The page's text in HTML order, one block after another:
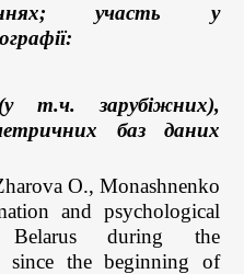
участь у
т.ч. зарубіжних),
баз даних
O., Monashnenko
and psychological
during the
since the beginning of